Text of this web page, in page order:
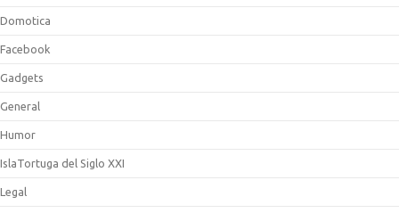
Domotica
Facebook
Gadgets
General
Humor
IslaTortuga del Siglo XXI
Legal